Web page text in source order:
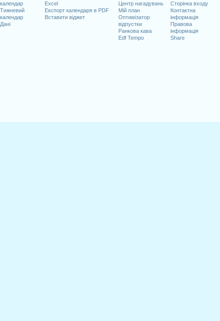
календар
Тижневий
календар
Дані
Excel
Експорт календаря в PDF
Вставити віджет
Центр нагадувань
Мій план
Оптимізатор
відпустки
Ранкова кава
Edf Tempo
Сторінка входу
Контактна
інформація
Правова
інформація
Share